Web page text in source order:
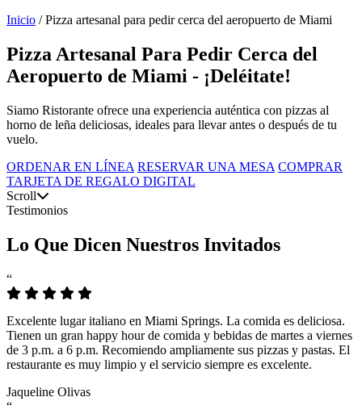
Inicio / Pizza artesanal para pedir cerca del aeropuerto de Miami
Pizza Artesanal Para Pedir Cerca del
Aeropuerto de Miami - ¡Deléitate!
Siamo Ristorante ofrece una experiencia auténtica con pizzas al
horno de leña deliciosas, ideales para llevar antes o después de tu
vuelo.
ORDENAR EN LÍNEA RESERVAR UNA MESA COMPRAR
TARJETA DE REGALO DIGITAL
Scroll
Testimonios
Lo Que Dicen Nuestros Invitados
“
Excelente lugar italiano en Miami Springs. La comida es deliciosa.
Tienen un gran happy hour de comida y bebidas de martes a viernes
de 3 p.m. a 6 p.m. Recomiendo ampliamente sus pizzas y pastas. El
restaurante es muy limpio y el servicio siempre es excelente.
Jaqueline Olivas
“